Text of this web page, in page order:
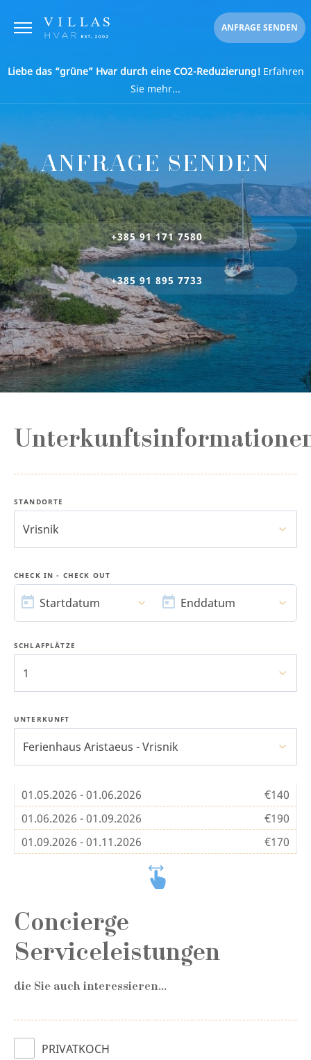
ANFRAGE SENDEN
Liebe das “grüne” Hvar durch eine CO2-Reduzierung!Erfahren
Sie mehr...
ANFRAGE SENDEN
+385 91 171 7580
+385 91 895 7733
STANDORTE
Vrisnik
CHECK IN - CHECK OUT
STARTDATUM
Startdatum
ENDDATUM
Enddatum
SCHLAFPLÄTZE
1
UNTERKUNFT
Ferienhaus Aristaeus - Vrisnik
01.05.2026 - 01.06.2026
€140
01.06.2026 - 01.09.2026
€190
01.09.2026 - 01.11.2026
€170
Concierge
Serviceleistungen
die Sie auch interessieren...
PRIVATKOCH